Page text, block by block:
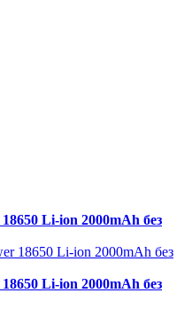
Li-ion 2000mAh без
Li-ion 2000mAh без